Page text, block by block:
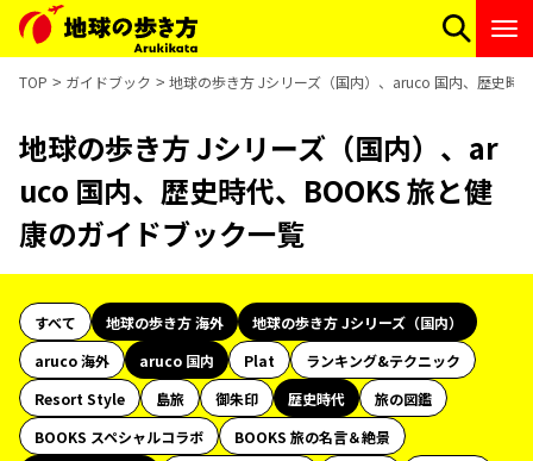
TOP ガイドブック 地球の歩き方 Jシリーズ（国内）、aruco 国内、歴史時
地球の歩き方 Jシリーズ（国内）、ar
uco 国内、歴史時代、BOOKS 旅と健
康のガイドブック一覧
すべて 地球の歩き方 海外
地球の歩き方 Jシリーズ（国内）
aruco 海外
aruco 国内 Plat
ランキング&テクニック
Resort Style
島旅 御朱印 歴史時代
旅の図鑑
BOOKS スペシャルコラボ
BOOKS 旅の名言＆絶景